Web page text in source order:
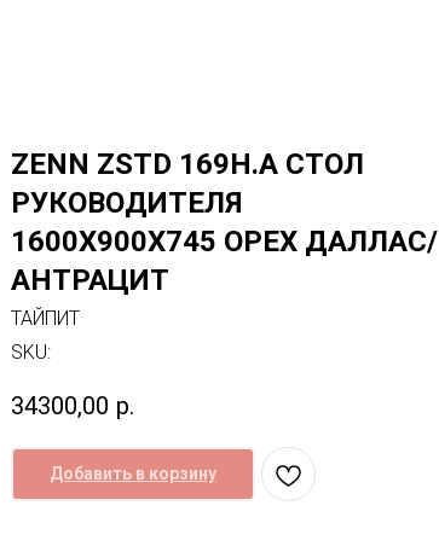
ZENN ZSTD 169H.A СТОЛ
РУКОВОДИТЕЛЯ
1600Х900Х745 ОРЕХ ДАЛЛАС/
АНТРАЦИТ
ТАЙПИТ
SKU:
34300,00 р.
Добавить в корзину